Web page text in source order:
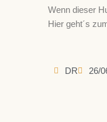
Wenn dieser
Hier geht´s
DR 26/